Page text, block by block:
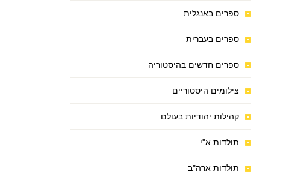
ספרים באנגלית
ספרים בעברית
ספרים חדשים בהיסטוריה
צילומים היסטוריים
קהילות יהודיות בעולם
תולדות א"י
תולדות ארה"ב